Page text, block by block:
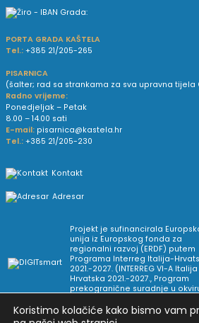
PORTA GRADA KAŠTELA
Tel.: +385 21/205-265
PISARNICA
(šalter; rad sa strankama za sva upravna tijela
Radno vrijeme:
Ponedjeljak – Petak
8.00 – 14.00 sati
E-mail: pisarnica@kastela.hr
Tel.: +385 21/205-230
Kontakt
Adresar
Projekt je sufinancirala
unija iz Europskog fonda za
regionalni razvoj (ERDF) putem
Programa Interreg Italija-
2021.-2027. (INTERREG VI-A
Hrvatska 2021.-2027., Program
prekogranične suradnje u
Koristimo kolačiće kako bismo vam